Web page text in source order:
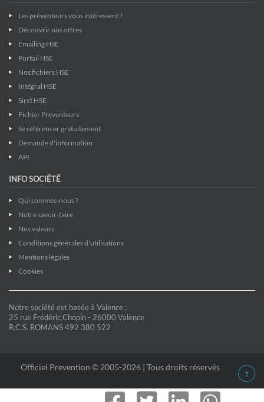
Les préventeurs vous intéressent ?
Découvrir nos offres
Emailing HSE
Portail HSE
Nos fichiers HSE
Intégral HSE
Siret HSE
Fichier Preventeurs
Se référencer gratuitement
Demande d'information
API
INFO SOCIÉTÉ
Qui sommes-nous ?
Notre savoir-faire
Nos valeurs
Conditions générales d'utilisations
Mentions légales
Cookies
Notre société est basée à Valence :
25 rue Frédéric Chopin - 26000 Valence
R.C.S. ROMANS 492 380 522
Officiel Prevention © 2005-2026 | Tous droits réservés